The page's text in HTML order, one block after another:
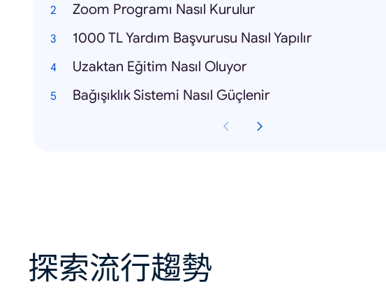
Zoom Programı Nasıl Kurulur
1000 TL Yardım Başvurusu Nasıl Yapılır
Uzaktan Eğitim Nasıl Oluyor
Bağışıklık Sistemi Nasıl Güçlenir
探索流行趨勢